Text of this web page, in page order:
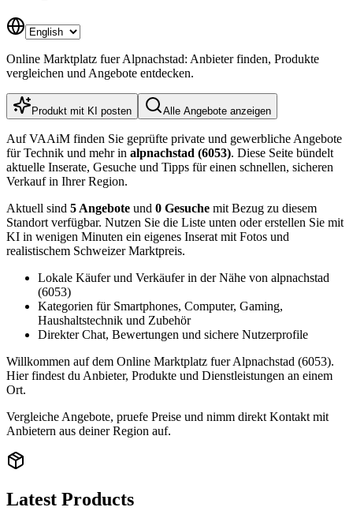
Online Marktplatz fuer Alpnachstad: Anbieter finden, Produkte
vergleichen und Angebote entdecken.
Produkt mit KI posten Alle Angebote anzeigen
Auf VAAiM finden Sie geprüfte private und gewerbliche Angebote
für Technik und mehr in alpnachstad (6053). Diese Seite bündelt
aktuelle Inserate, Gesuche und Tipps für einen schnellen, sicheren
Verkauf in Ihrer Region.
Aktuell sind 5 Angebote und 0 Gesuche mit Bezug zu diesem
Standort verfügbar. Nutzen Sie die Liste unten oder erstellen Sie mit
KI in wenigen Minuten ein eigenes Inserat mit Fotos und
realistischem Schweizer Marktpreis.
Lokale Käufer und Verkäufer in der Nähe von alpnachstad
(6053)
Kategorien für Smartphones, Computer, Gaming,
Haushaltstechnik und Zubehör
Direkter Chat, Bewertungen und sichere Nutzerprofile
Willkommen auf dem Online Marktplatz fuer Alpnachstad (6053).
Hier findest du Anbieter, Produkte und Dienstleistungen an einem
Ort.
Vergleiche Angebote, pruefe Preise und nimm direkt Kontakt mit
Anbietern aus deiner Region auf.
Latest Products